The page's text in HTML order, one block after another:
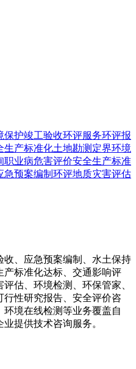
保护竣工验收环评服务环评报
生产标准化土地勘测定界环境
职业病危害评价安全生产标准
急预案编制 环评地质灾害评估
、应急预案编制、水土保持
标准化达标、交通影响评
估、环境检测、环保管家、
性研究报告、安全评价咨
境在线检测等业务覆盖自
提供技术咨询服务。